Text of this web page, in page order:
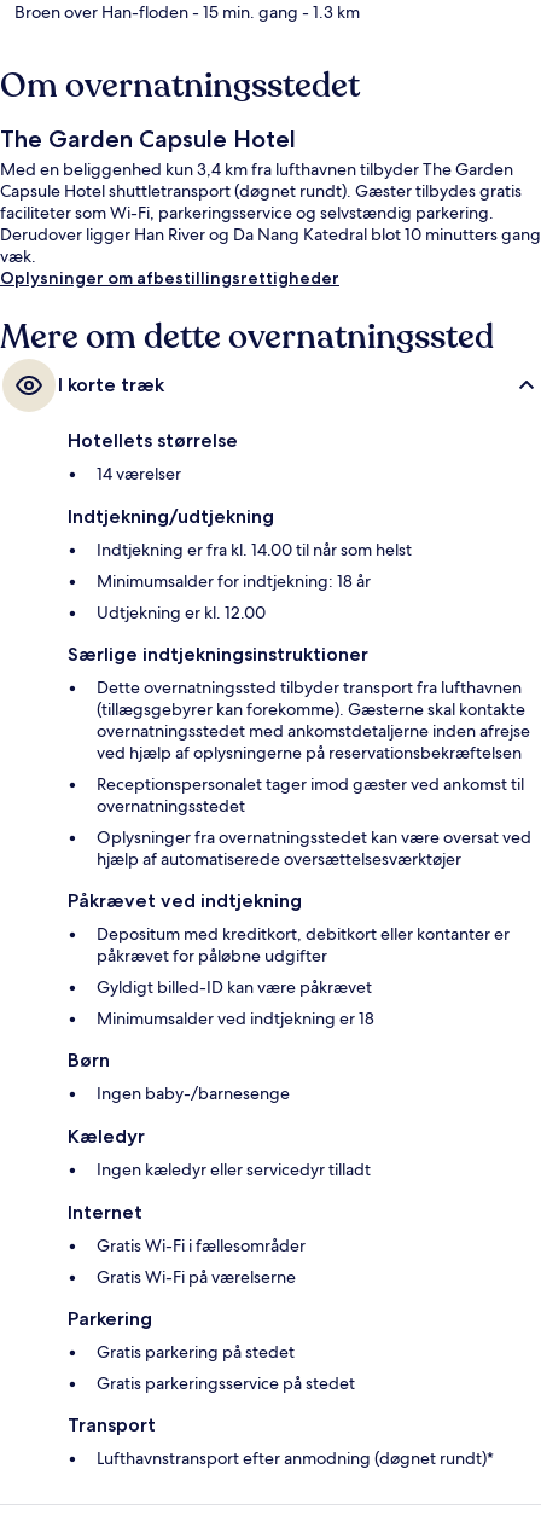
Broen over Han-floden- 15 min. gang - 1.3 km
Om overnatningsstedet
The Garden Capsule Hotel
Med en beliggenhed kun 3,4 km fra lufthavnen tilbyder The Garden
Capsule Hotel shuttletransport (døgnet rundt). Gæster tilbydes gratis
faciliteter som Wi-Fi, parkeringsservice og selvstændig parkering.
Derudover ligger Han River og Da Nang Katedral blot 10 minutters gang
væk.
Oplysninger om afbestillingsrettigheder
Mere om dette overnatningssted
I korte træk
Hotellets størrelse
14 værelser
Indtjekning/udtjekning
Indtjekning er fra kl. 14.00 til når som helst
Minimumsalder for indtjekning: 18 år
Udtjekning er kl. 12.00
Særlige indtjekningsinstruktioner
Dette overnatningssted tilbyder transport fra lufthavnen
(tillægsgebyrer kan forekomme). Gæsterne skal kontakte
overnatningsstedet med ankomstdetaljerne inden afrejse
ved hjælp af oplysningerne på reservationsbekræftelsen
Receptionspersonalet tager imod gæster ved ankomst til
overnatningsstedet
Oplysninger fra overnatningsstedet kan være oversat ved
hjælp af automatiserede oversættelsesværktøjer
Påkrævet ved indtjekning
Depositum med kreditkort, debitkort eller kontanter er
påkrævet for påløbne udgifter
Gyldigt billed-ID kan være påkrævet
Minimumsalder ved indtjekning er 18
Børn
Ingen baby-/barnesenge
Kæledyr
Ingen kæledyr eller servicedyr tilladt
Internet
Gratis Wi-Fi i fællesområder
Gratis Wi-Fi på værelserne
Parkering
Gratis parkering på stedet
Gratis parkeringsservice på stedet
Transport
Lufthavnstransport efter anmodning (døgnet rundt)*